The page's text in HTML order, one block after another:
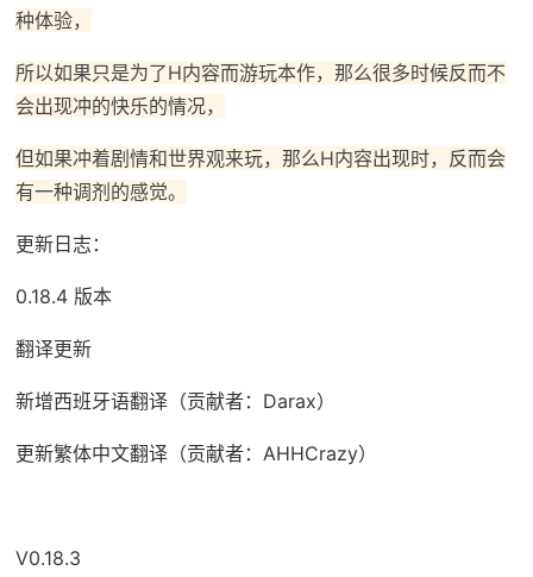
种体验，
所以如果只是为了H内容而游玩本作，那么很多时候反而不
会出现冲的快乐的情况，
但如果冲着剧情和世界观来玩，那么H内容出现时，反而会
有一种调剂的感觉。
更新日志：
0.18.4 版本
翻译更新
新增西班牙语翻译（贡献者：Darax）
更新繁体中文翻译（贡献者：AHHCrazy）
V0.18.3